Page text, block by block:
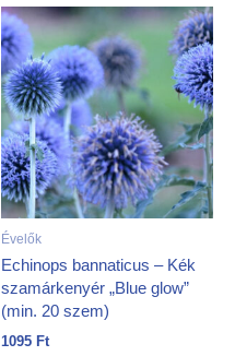
Évelők
Echinops bannaticus – Kék
szamárkenyér „Blue glow”
(min. 20 szem)
1095 Ft